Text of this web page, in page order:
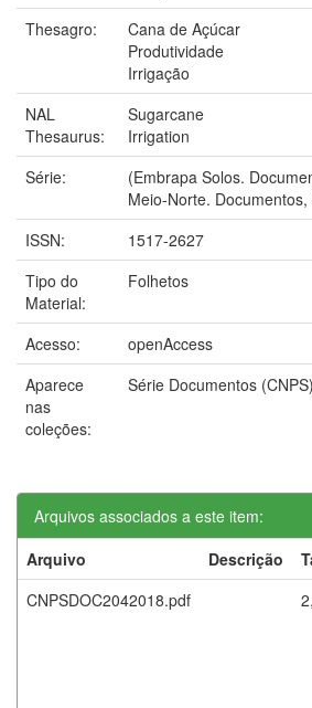
Thesagro:
Cana de Açúcar
Produtividade
Irrigação
NAL
Thesaurus:
Sugarcane
Irrigation
Série:
(Embrapa Solos.
Meio-Norte. Documentos,
ISSN:
1517-2627
Tipo do
Material:
Folhetos
Acesso:
openAccess
Aparece
nas
coleções:
Série Documentos (CNPS)
Arquivos associados a este item:
Arquivo
Descrição
CNPSDOC2042018.pdf